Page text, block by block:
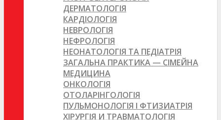
ДЕРМАТОЛОГІЯ
КАРДІОЛОГІЯ
НЕВРОЛОГІЯ
НЕФРОЛОГІЯ
НЕОНАТОЛОГІЯ ТА ПЕДІАТРІЯ
ЗАГАЛЬНА ПРАКТИКА — СІМЕЙНА
МЕДИЦИНА
ОНКОЛОГІЯ
ОТОЛАРІНГОЛОГІЯ
ПУЛЬМОНОЛОГІЯ І ФТИЗИАТРІЯ
ХІРУРГІЯ И ТРАВМАТОЛОГІЯ